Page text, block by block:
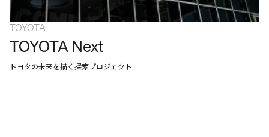
TOYOTA
TOYOTA Next
トヨタの未来を描く探索プロジェクト